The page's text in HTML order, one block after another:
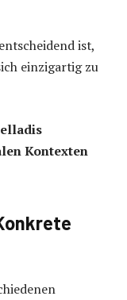
ist,
einzigartig zu
s
Kontexten